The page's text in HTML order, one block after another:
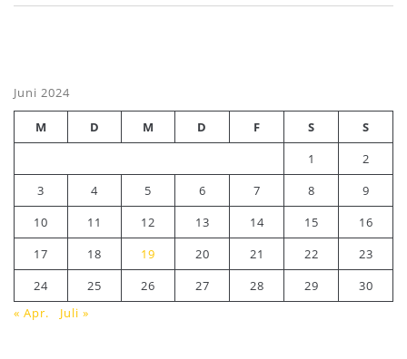
Juni 2024
M D M D F S
S
1
2
3
4 5 6 7 8
9
10
11 12 13 14 15
16
17
18 19 20 21 22
23
24
25 26 27 28 29
30
« Apr.
Juli »